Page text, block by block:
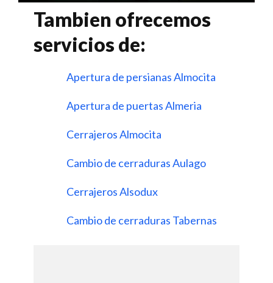
Tambien ofrecemos
servicios de:
Apertura de persianas Almocita
Apertura de puertas Almeria
Cerrajeros Almocita
Cambio de cerraduras Aulago
Cerrajeros Alsodux
Cambio de cerraduras Tabernas